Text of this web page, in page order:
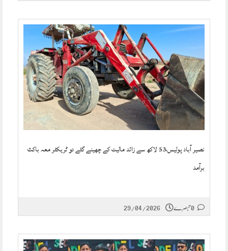
نصیر آباد پولیس،53 لاکھ سے زائد مالیت کے چھینے گئے دو ٹریکٹر معہ باکٹ
برآمد
29/04/2026